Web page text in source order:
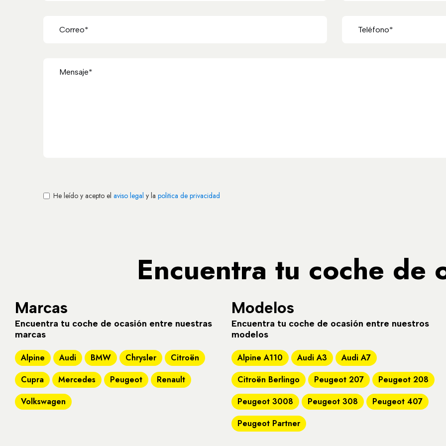
He leído y acepto el aviso legal y la politica de privacidad
Encuentra tu coche de
Marcas
Encuentra tu coche de ocasión entre nuestras
marcas
Alpine Audi BMW Chrysler
Citroën
Cupra
Mercedes Peugeot
Renault
Volkswagen
Modelos
Encuentra tu coche de ocasión entre nuestros
modelos
Alpine A110 Audi A3
Audi A7
Citroën Berlingo
Peugeot 207
Peugeot 208
Peugeot 3008
Peugeot 308
Peugeot 407
Peugeot Partner